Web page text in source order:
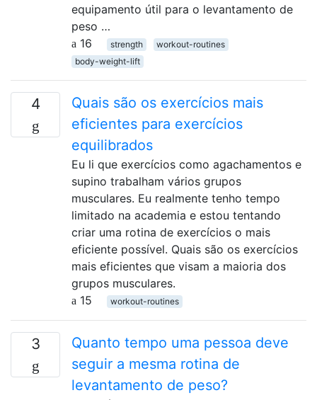
equipamento útil para o levantamento de
peso …
16
strength
workout-routines
body-weight-lift
4
Quais são os exercícios mais
eficientes para exercícios
equilibrados
Eu li que exercícios como agachamentos e
supino trabalham vários grupos
musculares. Eu realmente tenho tempo
limitado na academia e estou tentando
criar uma rotina de exercícios o mais
eficiente possível. Quais são os exercícios
mais eficientes que visam a maioria dos
grupos musculares.
15
workout-routines
3
Quanto tempo uma pessoa deve
seguir a mesma rotina de
levantamento de peso?